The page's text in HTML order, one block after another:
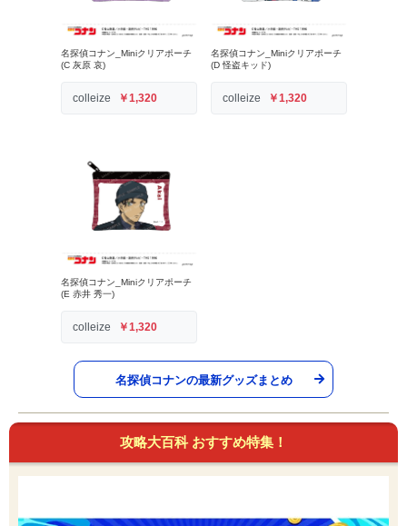
名探偵コナン_Miniクリアポーチ
(C 灰原 哀)
colleize ￥1,320
名探偵コナン_Miniクリアポーチ
(D 怪盗キッド)
colleize ￥1,320
名探偵コナン_Miniクリアポーチ
(E 赤井 秀一)
colleize ￥1,320
名探偵コナンの最新グッズまとめ
攻略大百科 おすすめ特集！